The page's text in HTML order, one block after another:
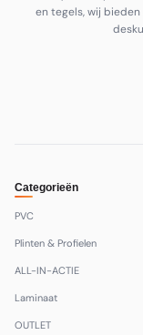
en tegels, wij
Categorieën
PVC
Plinten & Profielen
ALL-IN-ACTIE
Laminaat
OUTLET